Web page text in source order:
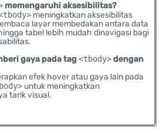
memengaruhi aksesibilitas?
meningkatkan aksesibilitas
layar membedakan antara data
tabel lebih mudah dinavigasi bagi
gaya pada tag<tbody>dengan
efek hover atau gaya lain pada
untuk meningkatkan
tarik visual.